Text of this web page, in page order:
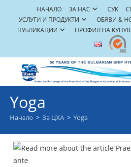
content
НАЧАЛО ЗА НАС СУК
УСЛУГИ И ПРОДУКТИ
ОБЯВИ &
ПУБЛИКАЦИИ
ПРОФИЛ НА
Yoga
Начало > За ЦХА > Yoga